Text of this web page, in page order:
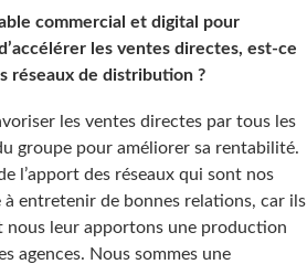
commercial et digital pour
les ventes directes, est-ce
réseaux de distribution ?
les ventes directes par tous les
groupe pour améliorer sa rentabilité.
l’apport des réseaux qui sont nos
entretenir de bonnes relations, car ils
leur apportons une production
agences. Nous sommes une